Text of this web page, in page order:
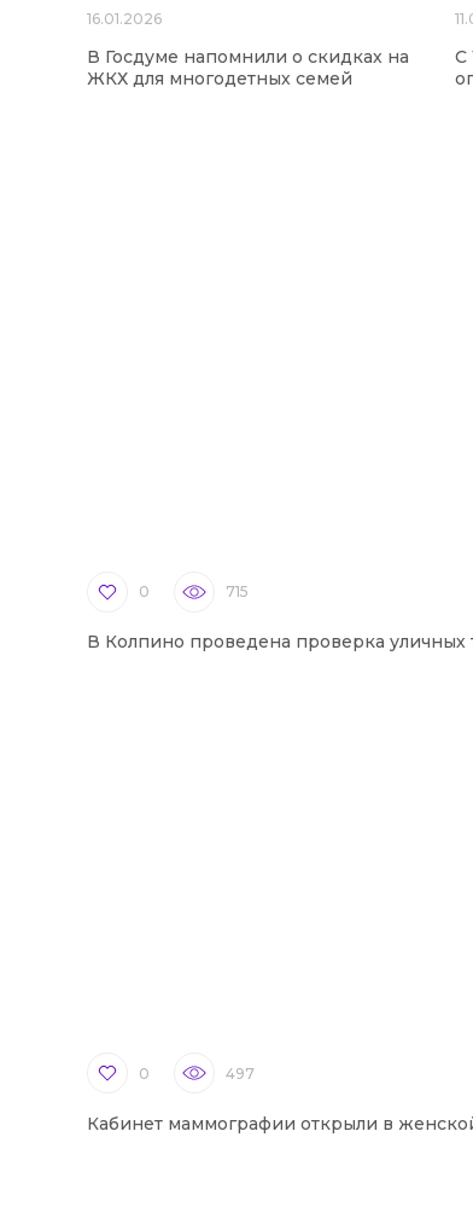
16.01.2026
В Госдуме напомнили о скидках на
ЖКХ для многодетных семей
С
0 715
В Колпино проведена проверка уличных
0 497
Кабинет маммографии открыли в